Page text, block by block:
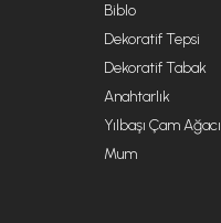
Biblo
Dekoratif Tepsi
Dekoratif Tabak
Anahtarlık
Yılbaşı Çam Ağacı
Mum